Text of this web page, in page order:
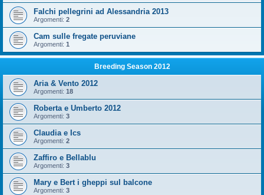
Falchi pellegrini ad Alessandria 2013
Argomenti: 2
Cam sulle fregate peruviane
Argomenti: 1
Breeding Season 2012
Aria & Vento 2012
Argomenti: 18
Roberta e Umberto 2012
Argomenti: 3
Claudia e Ics
Argomenti: 2
Zaffiro e Bellablu
Argomenti: 3
Mary e Bert i gheppi sul balcone
Argomenti: 3